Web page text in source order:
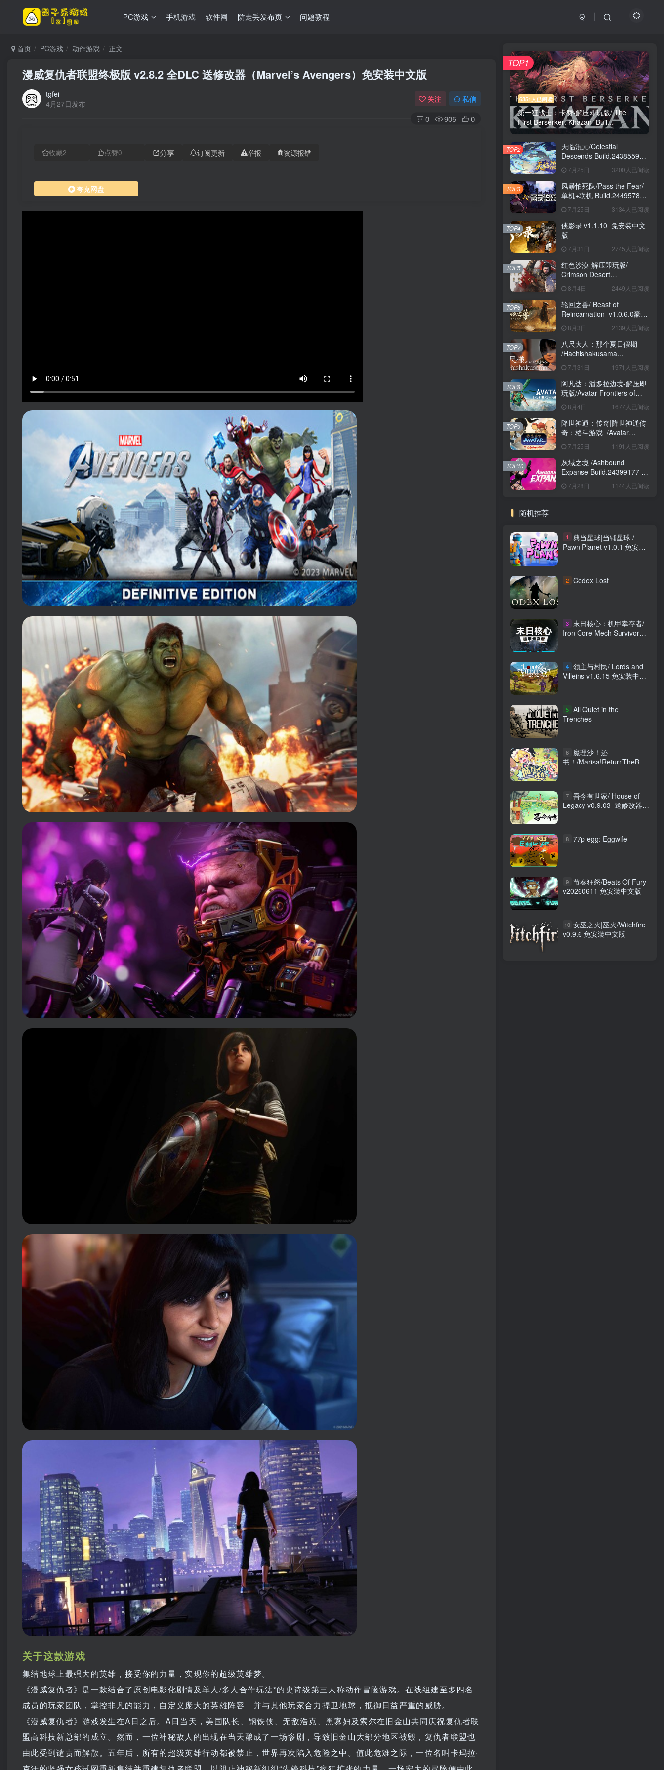
PC游戏 手机游戏 软件网 防走丢发布页 问题教程
首页 PC游戏 动作游戏 正文
漫威复仇者联盟终极版 v2.8.2 全DLC 送修改器（Marvel’s Avengers）免安装中文版
tgfei
4月27日发布
关注 私信
0 905 0
收藏2 点赞0 分享 订阅更新 举报 资源报错
夸克网盘
关于这款游戏
集结地球上最强大的英雄，接受你的力量，实现你的超级英雄梦。
《漫威复仇者》是一款结合了原创电影化剧情及单人/多人合作玩法*的史诗级第三人称动作冒险游戏。在线组建至多四名
成员的玩家团队，掌控非凡的能力，自定义庞大的英雄阵容，并与其他玩家合力捍卫地球，抵御日益严重的威胁。
《漫威复仇者》游戏发生在A日之后。A日当天，美国队长、钢铁侠、无敌浩克、黑寡妇及索尔在旧金山共同庆祝复仇者联
盟高科技新总部的成立。然而，一位神秘敌人的出现在当天酿成了一场惨剧，导致旧金山大部分地区被毁，复仇者联盟也
由此受到谴责而解散。五年后，所有的超级英雄行动都被禁止，世界再次陷入危险之中。值此危难之际，一位名叫卡玛拉·
6351人已阅读
第一狂战士：卡赞-解压即玩版/ The
First Berserker: Khazan Buil...
TOP1
天临混元/Celestial
Descends Build.24385591
7月25日 3200人已阅读
TOP2
风暴怕死队/Pass the Fear/
单机+联机 Build.24495782
7月25日 3134人已阅读
TOP3
侠影录 v1.1.10 免安装中文
版
7月31日 2745人已阅读
TOP4
红色沙漠-解压即玩版/
Crimson Desert
安装中文版
8月4日 2449人已阅读
TOP5
轮回之兽/ Beast of
Reincarnation v1.0.6.0豪华
8月3日 2139人已阅读
TOP6
八尺大人：那个夏日假期
/Hachishakusama
版 7月31日 1971人已阅读
TOP7
阿凡达：潘多拉边境-解压即
玩版/Avatar Frontiers of
安装中文版
8月4日 1677人已阅读
TOP8
降世神通：传奇|降世神通传
奇：格斗游戏 /Avatar
Game Build.24421547 免安
装英文版
7月25日 1191人已阅读
TOP9
灰域之境 /Ashbound
Expanse Build.24399177 免
7月28日 1144人已阅读
TOP10
随机推荐
1
典当星球|当铺星球 /
Pawn Planet v1.0.1 免安装
2 Codex Lost
3 末日核心：机甲幸存者/
Iron Core Mech Survivor
4 领主与村民/ Lords and
Villeins v1.6.15 免安装中文
5 All Quiet in the
Trenches
6
魔理沙！还
书！/Marisa!ReturnTheBook!
7 吾今有世家/ House of
Legacy v0.9.03 送修改器
8 77p egg: Eggwife
9 节奏狂怒/Beats Of Fury
v20260611 免安装中文版
10 女巫之火|巫火/Witchfire
v0.9.6 免安装中文版